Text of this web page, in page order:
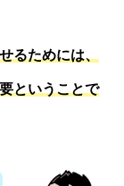
るためには、
ということで